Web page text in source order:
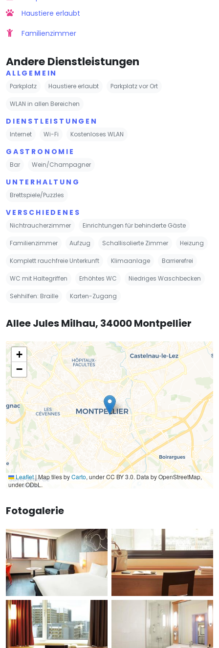
Haustiere erlaubt
Familienzimmer
Andere Dienstleistungen
ALLGEMEIN
Parkplatz Haustiere erlaubt Parkplatz vor Ort
WLAN in allen Bereichen
DIENSTLEISTUNGEN
Internet Wi-Fi Kostenloses WLAN
GASTRONOMIE
Bar Wein/Champagner
UNTERHALTUNG
Brettspiele/Puzzles
VERSCHIEDENES
Nichtraucherzimmer Einrichtungen für behinderte Gäste
Familienzimmer Aufzug Schallisolierte Zimmer Heizung
Komplett rauchfreie Unterkunft Klimaanlage Barrierefrei
WC mit Haltegriffen Erhöhtes WC Niedriges Waschbecken
Sehhilfen: Braille Karten-Zugang
Allee Jules Milhau, 34000 Montpellier
+
−
Leaflet |Map tiles byCarto, under CC BY 3.0. Data by OpenStreetMap,
under ODbL.
Fotogalerie